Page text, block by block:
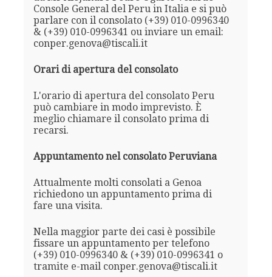
Console General del Peru in Italia e si può
parlare con il consolato (+39) 010-0996340
& (+39) 010-0996341 ou inviare un email:
conper.genova@tiscali.it
Orari di apertura del consolato
L'orario di apertura del consolato Peru
può cambiare in modo imprevisto. È
meglio chiamare il consolato prima di
recarsi.
Appuntamento nel consolato Peruviana
Attualmente molti consolati a Genoa
richiedono un appuntamento prima di
fare una visita.
Nella maggior parte dei casi è possibile
fissare un appuntamento per telefono
(+39) 010-0996340 & (+39) 010-0996341 o
tramite e-mail conper.genova@tiscali.it